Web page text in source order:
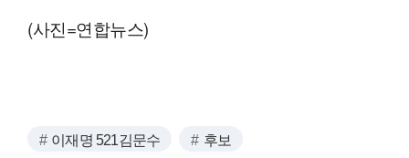
(사진=연합뉴스)
이재명 521김문수 후보